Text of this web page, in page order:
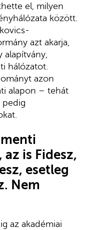
el, milyen
között.
azt akarja,
alapítvány,
hálózatot.
azon
alapon – tehát
pedig
is Fidesz,
esetleg
Nem
az akadémiai